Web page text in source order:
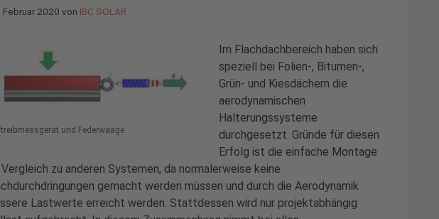
Februar 2020 von IBC SOLAR
und Federwaage
Im Flachdachbereich haben sich
speziell bei Folien-, Bitumen-,
Grün- und Kiesdächern die
aerodynamischen
Halterungssysteme
durchgesetzt. Gründe für diesen
Erfolg ist die einfache Montage
zu anderen Systemen, da normalerweise keine
gemacht werden müssen und durch die Aerodynamik
Lastwerte erreicht werden. Stattdessen wird nur projektabhängig